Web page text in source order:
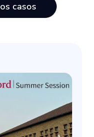
casos